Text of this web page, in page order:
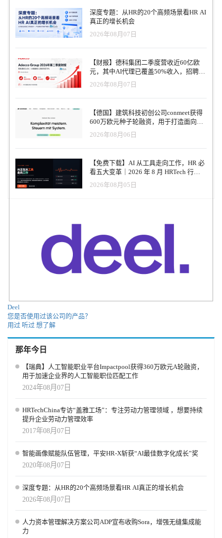
深度专题：从HR的20个高频场景看HR AI
真正的增长机会
2026年08月07日
【财报】德科集团二季度营收近60亿欧
元，其中AI代理已覆盖50%收入，招聘服
务进入运营重构阶段
2026年08月07日
【德国】建筑科技初创公司conmeet获得
600万欧元种子轮融资，用于打造面向贸
易和建筑行业的AI操作系统
2026年08月06日
【免费下载】AI 从工具走向工作，HR 必
看五大变革｜2026 年 8 月 HRTech 行业
观察报告
2026年08月05日
Deel
您是否使用过该公司的产品？
用过 听过 想了解
那年今日
【瑞典】人工智能职业平台Impactpool获得360万欧元A轮融资，
用于加速企业界的人工智能职位匹配工作
2024年08月07日
HRTechChina专访“盖雅工场”：专注劳动力管理领域 ，想要持续
提升企业劳动力管理效率
2017年08月07日
智能画像赋能队伍管理，平安HR-X斩获“AI最佳数字化成长”奖
2020年08月07日
深度专题：从HR的20个高频场景看HR AI真正的增长机会
2026年08月07日
人力资本管理解决方案公司ADP宣布收购Sora，增强无缝集成能
力